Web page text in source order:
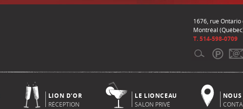
1676, rue Ontario
Montréal
T. 514-598-0709
LION D'OR
RÉCEPTION
LE LIONCEAU
SALON PRIVÉ
NOUS